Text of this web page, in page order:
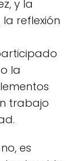
y la
reflexión
la
trabajo
es